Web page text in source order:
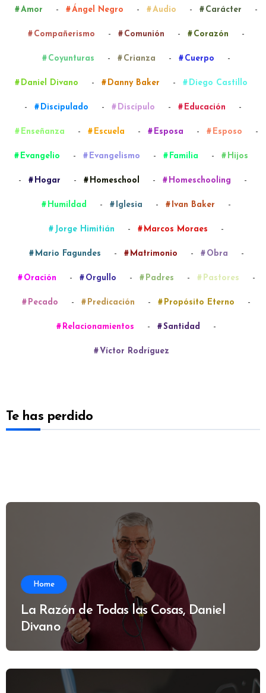
Amor - Ángel Negro - Audio - Carácter -
Compañerismo - Comunión - Corazón -
Coyunturas - Crianza - Cuerpo -
Daniel Divano - Danny Baker - Diego Castillo
- Discipulado - Discípulo - Educación -
Enseñanza - Escuela - Esposa - Esposo -
Evangelio - Evangelismo - Familia - Hijos
- Hogar - Homeschool - Homeschooling -
Humildad - Iglesia - Ivan Baker -
Jorge Himitián - Marcos Moraes -
Mario Fagundes - Matrimonio - Obra -
Oración - Orgullo - Padres - Pastores -
Pecado - Predicación - Propósito Eterno -
Relacionamientos - Santidad -
Víctor Rodríguez
Te has perdido
Home
La Razón de Todas las Cosas, Daniel
Divano